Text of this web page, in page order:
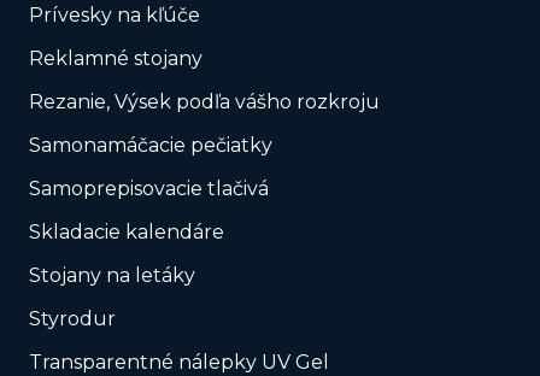
Prívesky na kľúče
Reklamné stojany
Rezanie, Výsek podľa vášho rozkroju
Samonamáčacie pečiatky
Samoprepisovacie tlačivá
Skladacie kalendáre
Stojany na letáky
Styrodur
Transparentné nálepky UV Gel